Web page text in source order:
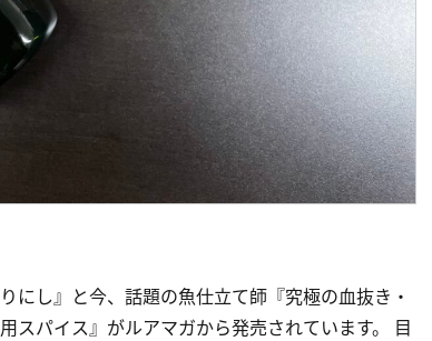
にし』と今、話題の魚仕立て師『究極の血抜き・
スパイス』がルアマガから発売されています。 目